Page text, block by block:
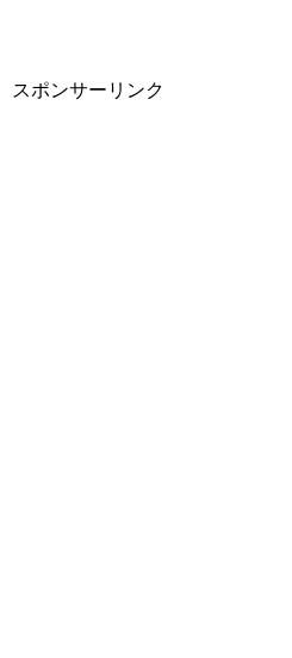
スポンサーリンク